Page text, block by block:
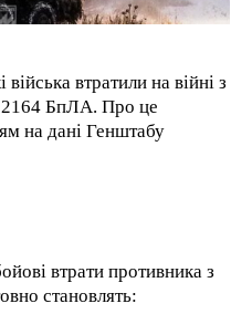
втратили на війні з
2164 БпЛА. Про це
на дані Генштабу
втрати противника з
становлять: